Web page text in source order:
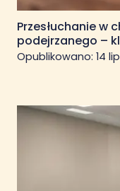
Przesłuchanie w
podejrzanego –
Opublikowano: 14